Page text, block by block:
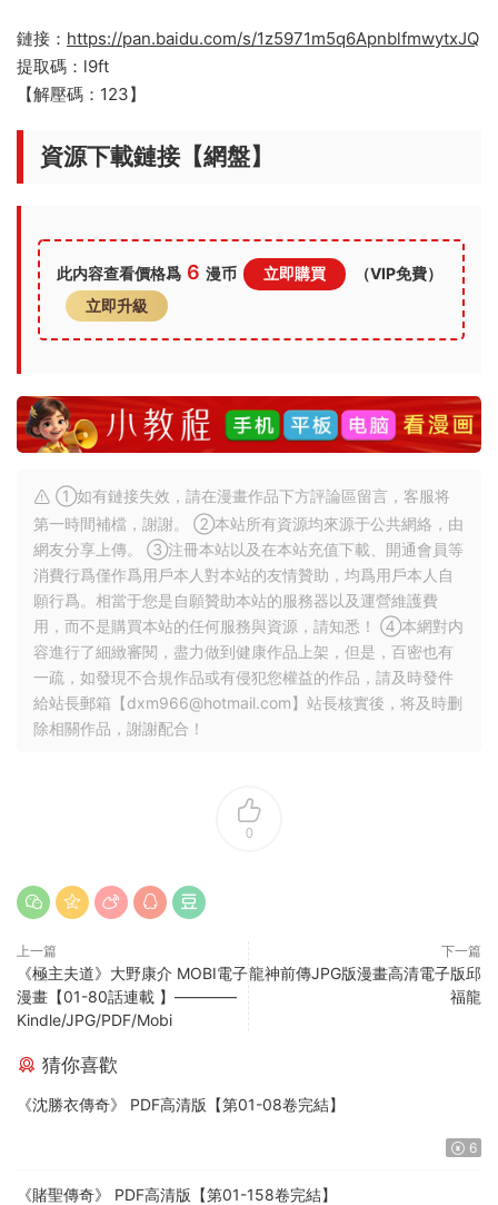
鏈接： https://pan.baidu.com/s/1z5971m5q6ApnblfmwytxJQ
提取碼：l9ft
【解壓碼：123】
資源下載鏈接【網盤】
此内容查看價格爲 6 漫币 立即購買
（VIP免費）
立即升級
①如有鏈接失效，請在漫畫作品下方評論區留言，客服将
第一時間補檔，謝謝。 ②本站所有資源均來源于公共網絡，由
網友分享上傳。 ③注冊本站以及在本站充值下載、開通會員等
消費行爲僅作爲用戶本人對本站的友情贊助，均爲用戶本人自
願行爲。相當于您是自願贊助本站的服務器以及運營維護費
用，而不是購買本站的任何服務與資源，請知悉！ ④本網對内
容進行了細緻審閱，盡力做到健康作品上架，但是，百密也有
一疏，如發現不合規作品或有侵犯您權益的作品，請及時發件
給站長郵箱【dxm966@hotmail.com】站長核實後，将及時删
除相關作品，謝謝配合！
0
上一篇
《極主夫道》大野康介 MOBI電子
漫畫【01-80話連載 】————
Kindle/JPG/PDF/Mobi
下一篇
龍神前傳JPG版漫畫高清電子版邱
福龍
猜你喜歡
《沈勝衣傳奇》 PDF高清版【第01-08卷完結】
6
《賭聖傳奇》 PDF高清版【第01-158卷完結】